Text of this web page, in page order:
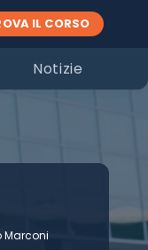
IL CORSO
Notizie
Marconi